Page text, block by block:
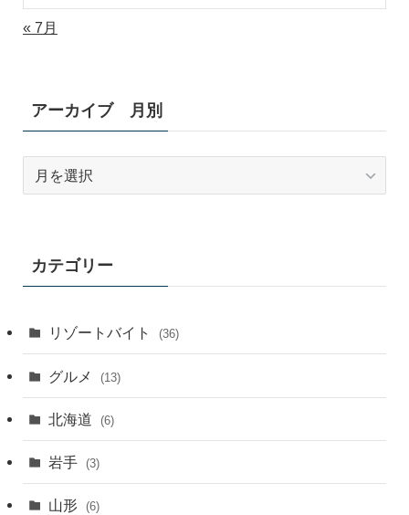
« 7月
アーカイブ 月別
ブ
カテゴリー
リゾートバイト (36)
グルメ (13)
北海道 (6)
岩手 (3)
山形 (6)